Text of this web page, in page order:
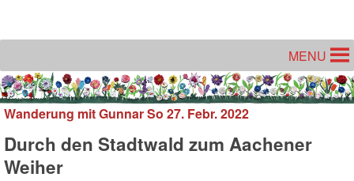
MENU
Wanderung mit Gunnar So 27. Febr. 2022
Durch den Stadtwald zum Aachener
Weiher